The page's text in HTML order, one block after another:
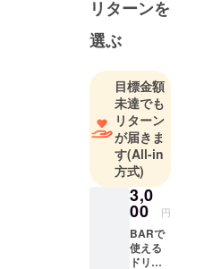
ミュニティ
作りをして
個性的な
様々なイベ
ント企画し
てます。
19:00-25:00
で1Drink500
2020年4月
25日から、
無料のゲス
リターンを
選ぶ
目標金額
未達でも
リターン
が届きま
す(All-in
方式)
3,0
00 円
BARで
使える
ドリン